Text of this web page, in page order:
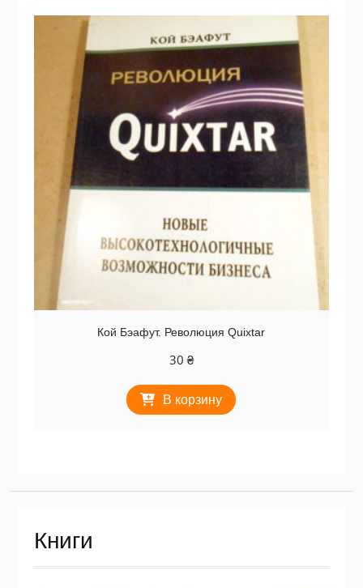
Кой Бэафут. Революция Quixtar
30 ₴
В корзину
Книги